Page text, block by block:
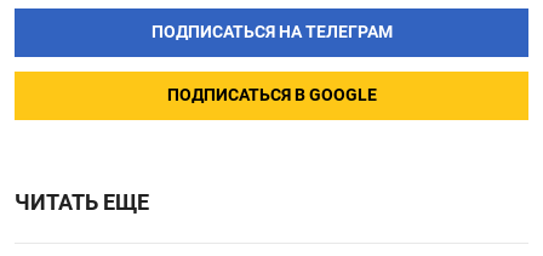
ПОДПИСАТЬСЯ НА ТЕЛЕГРАМ
ПОДПИСАТЬСЯ В GOOGLE
ЧИТАТЬ ЕЩЕ